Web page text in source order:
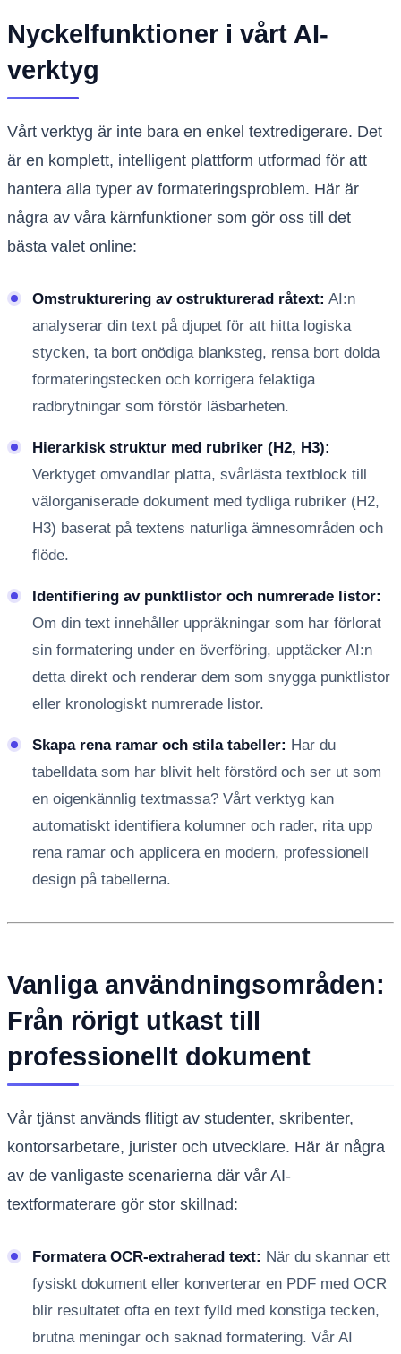
Nyckelfunktioner i vårt AI-
verktyg
Vårt verktyg är inte bara en enkel textredigerare. Det
är en komplett, intelligent plattform utformad för att
hantera alla typer av formateringsproblem. Här är
några av våra kärnfunktioner som gör oss till det
bästa valet online:
Omstrukturering av ostrukturerad råtext: AI:n
analyserar din text på djupet för att hitta logiska
stycken, ta bort onödiga blanksteg, rensa bort dolda
formateringstecken och korrigera felaktiga
radbrytningar som förstör läsbarheten.
Hierarkisk struktur med rubriker (H2, H3):
Verktyget omvandlar platta, svårlästa textblock till
välorganiserade dokument med tydliga rubriker (H2,
H3) baserat på textens naturliga ämnesområden och
flöde.
Identifiering av punktlistor och numrerade listor:
Om din text innehåller uppräkningar som har förlorat
sin formatering under en överföring, upptäcker AI:n
detta direkt och renderar dem som snygga punktlistor
eller kronologiskt numrerade listor.
Skapa rena ramar och stila tabeller: Har du
tabelldata som har blivit helt förstörd och ser ut som
en oigenkännlig textmassa? Vårt verktyg kan
automatiskt identifiera kolumner och rader, rita upp
rena ramar och applicera en modern, professionell
design på tabellerna.
Vanliga användningsområden:
Från rörigt utkast till
professionellt dokument
Vår tjänst används flitigt av studenter, skribenter,
kontorsarbetare, jurister och utvecklare. Här är några
av de vanligaste scenarierna där vår AI-
textformaterare gör stor skillnad:
Formatera OCR-extraherad text: När du skannar ett
fysiskt dokument eller konverterar en PDF med OCR
blir resultatet ofta en text fylld med konstiga tecken,
brutna meningar och saknad formatering. Vår AI